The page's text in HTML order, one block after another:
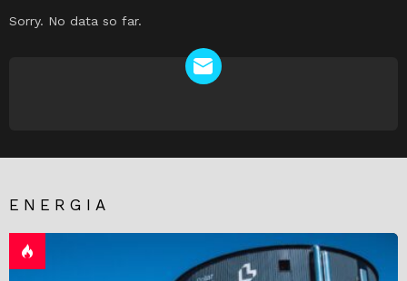
Sorry. No data so far.
ENERGIA